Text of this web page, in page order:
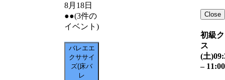
8月18日
●●(3件の
イベント)
バレエエ
クササイ
ズ(床バ
レ
Close
初級
ス
(土)
– 11:00